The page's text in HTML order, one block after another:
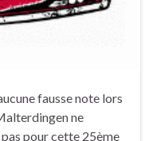
fausse note lors
ne
pour cette 25ème